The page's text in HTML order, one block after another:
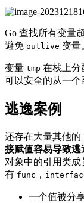
Go 查找所有变量
避免 outlive 变量
变量 tmp 在栈上分
可以安全的从一个
逃逸案例
还存在大量其他的
接赋值容易导致逃
对象中的引用类
有 func ，
一个值被分